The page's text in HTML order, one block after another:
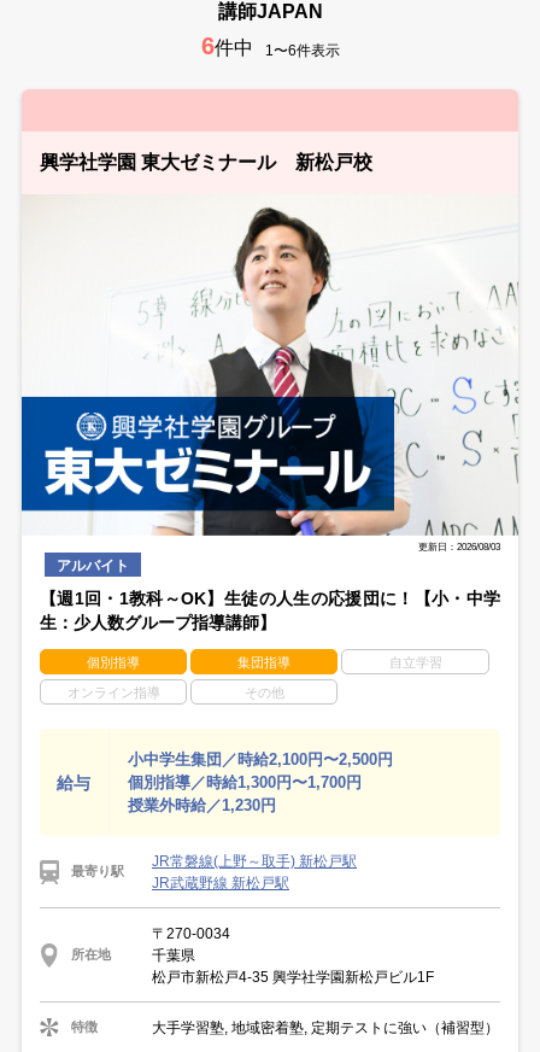
講師JAPAN
6件中 1〜6件表示
興学社学園 東大ゼミナール 新松戸校
更新日：2026/08/03
アルバイト
【週1回・1教科～OK】生徒の人生の応援団に！【小・中学
生：少人数グループ指導講師】
個別指導 集団指導 自立学習
オンライン指導 その他
給与
小中学生集団／時給2,100円〜2,500円
個別指導／時給1,300円〜1,700円
授業外時給／1,230円
最寄り駅
JR常磐線(上野～取手) 新松戸駅
JR武蔵野線 新松戸駅
所在地
〒270-0034
千葉県
松戸市新松戸4-35 興学社学園新松戸ビル1F
特徴 大手学習塾, 地域密着塾, 定期テストに強い（補習型）